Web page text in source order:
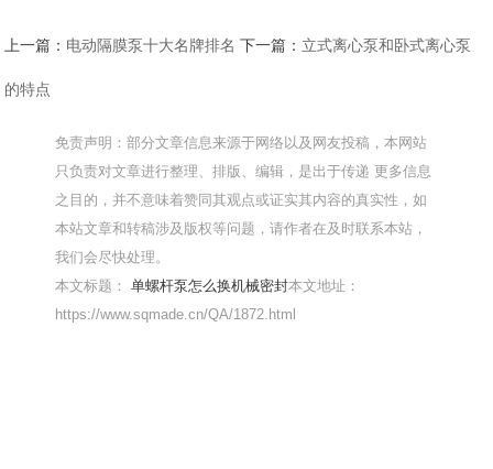
上一篇： 电动隔膜泵十大名牌排名 下一篇： 立式离心泵和卧式离心泵
的特点
免责声明：部分文章信息来源于网络以及网友投稿，本网站
只负责对文章进行整理、排版、编辑，是出于传递 更多信息
之目的，并不意味着赞同其观点或证实其内容的真实性，如
本站文章和转稿涉及版权等问题，请作者在及时联系本站，
我们会尽快处理。
本文标题：单螺杆泵怎么换机械密封本文地址：
https://www.sqmade.cn/QA/1872.html